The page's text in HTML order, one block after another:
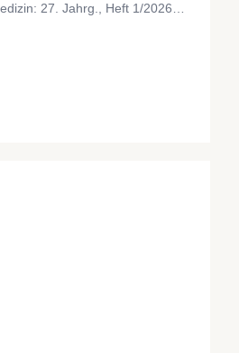
27. Jahrg., Heft 1/2026,